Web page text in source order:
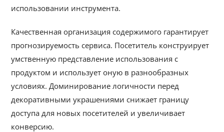
использовании инструмента.
Качественная организация содержимого гарантирует
прогнозируемость сервиса. Посетитель конструирует
умственную представление использования с
продуктом и использует оную в разнообразных
условиях. Доминирование логичности перед
декоративными украшениями снижает границу
доступа для новых посетителей и увеличивает
конверсию.